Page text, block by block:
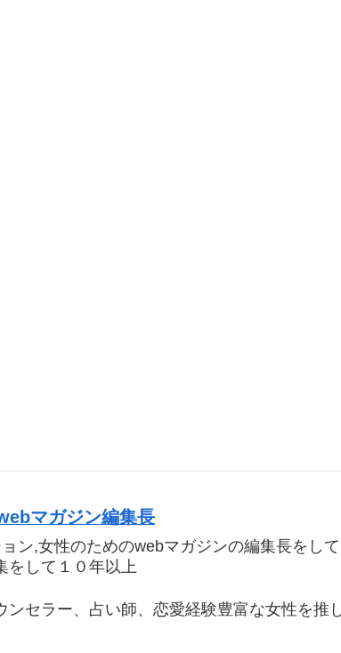
マガジン編集長
ン,女性のためのwebマガジンの編集長をして
をして１０年以上
ンセラー、占い師、恋愛経験豊富な女性を推